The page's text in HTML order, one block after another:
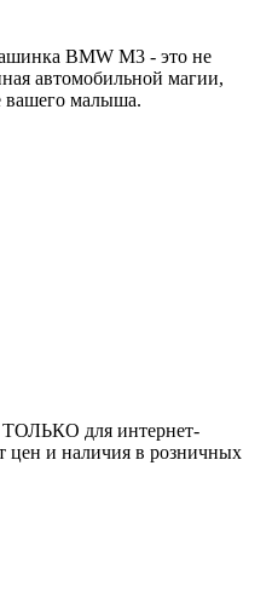
BMW М3 - это не
автомобильной магии,
вашего малыша.
ТОЛЬКО для интернет-
цен и наличия в розничных